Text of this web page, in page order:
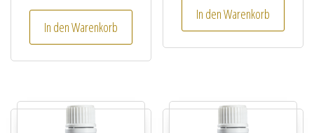
In den Warenkorb
In den Warenkorb